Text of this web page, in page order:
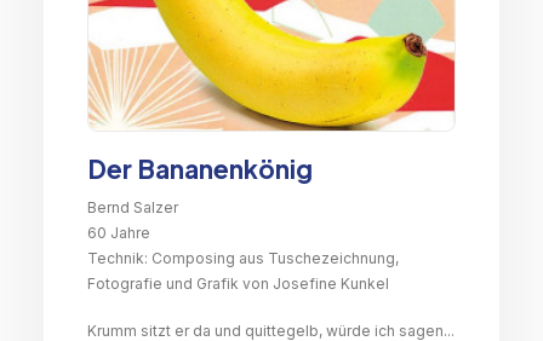
Der Bananenkönig
Bernd Salzer
60 Jahre
Technik: Composing aus Tuschezeichnung,
Fotografie und Grafik von Josefine Kunkel
Krumm sitzt er da und quittegelb, würde ich sagen...